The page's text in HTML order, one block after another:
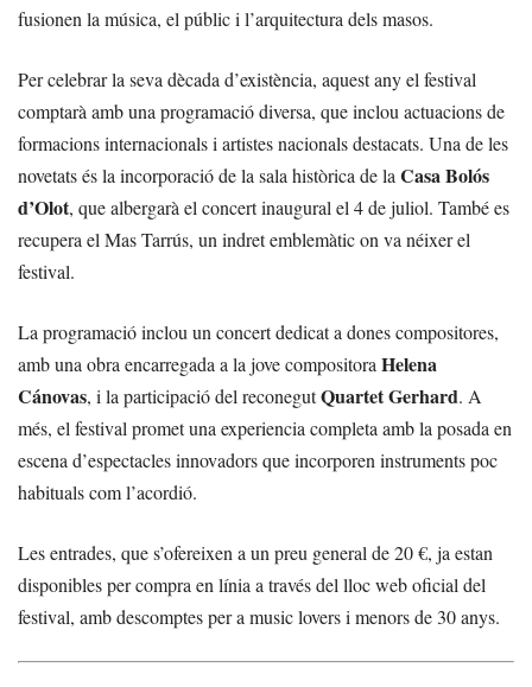
fusionen la música, el públic i l’arquitectura dels masos.
Per celebrar la seva dècada d’existència, aquest any el festival
comptarà amb una programació diversa, que inclou actuacions de
formacions internacionals i artistes nacionals destacats. Una de les
novetats és la incorporació de la sala històrica de la Casa Bolós
d’Olot, que albergarà el concert inaugural el 4 de juliol. També es
recupera el Mas Tarrús, un indret emblemàtic on va néixer el
festival.
La programació inclou un concert dedicat a dones compositores,
amb una obra encarregada a la jove compositora Helena
Cánovas, i la participació del reconegutQuartet Gerhard. A
més, el festival promet una experiencia completa amb la posada en
escena d’espectacles innovadors que incorporen instruments poc
habituals com l’acordió.
Les entrades, que s’ofereixen a un preu general de 20 €, ja estan
disponibles per compra en línia a través del lloc web oficial del
festival, amb descomptes per a music lovers i menors de 30 anys.